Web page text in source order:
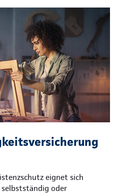
eignet sich
selbstständig oder